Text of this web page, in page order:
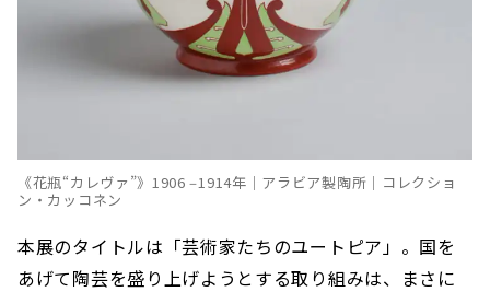
《花瓶“カレヴァ”》1906 ‒1914年｜アラビア製陶所｜コレクショ
ン・カッコネン
本展のタイトルは「芸術家たちのユートピア」。国を
あげて陶芸を盛り上げようとする取り組みは、まさに